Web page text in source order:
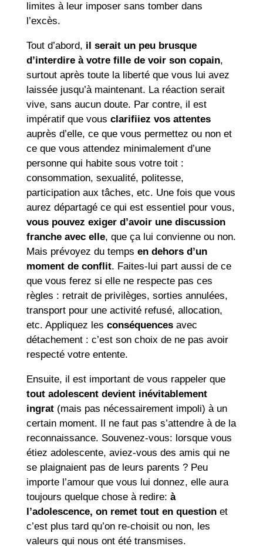
limites à leur imposer sans tomber dans
l’excès.
Tout d’abord, il serait un peu brusque
d’interdire à votre fille de voir son copain,
surtout après toute la liberté que vous lui avez
laissée jusqu’à maintenant. La réaction serait
vive, sans aucun doute. Par contre, il est
impératif que vous clarifiiez vos attentes
auprès d’elle, ce que vous permettez ou non et
ce que vous attendez minimalement d’une
personne qui habite sous votre toit :
consommation, sexualité, politesse,
participation aux tâches, etc. Une fois que vous
aurez départagé ce qui est essentiel pour vous,
vous pouvez exiger d’avoir une discussion
franche avec elle, que ça lui convienne ou non.
Mais prévoyez du temps en dehors d’un
moment de conflit. Faites-lui part aussi de ce
que vous ferez si elle ne respecte pas ces
règles : retrait de privilèges, sorties annulées,
transport pour une activité refusé, allocation,
etc. Appliquez les conséquencesavec
détachement : c’est son choix de ne pas avoir
respecté votre entente.
Ensuite, il est important de vous rappeler que
tout adolescent devient inévitablement
ingrat(mais pas nécessairement impoli) à un
certain moment. Il ne faut pas s’attendre à de la
reconnaissance. Souvenez-vous: lorsque vous
étiez adolescente, aviez-vous des amis qui ne
se plaignaient pas de leurs parents ? Peu
importe l’amour que vous lui donnez, elle aura
toujours quelque chose à redire: à
l’adolescence, on remet tout en questionet
c’est plus tard qu’on re-choisit ou non, les
valeurs qui nous ont été transmises.